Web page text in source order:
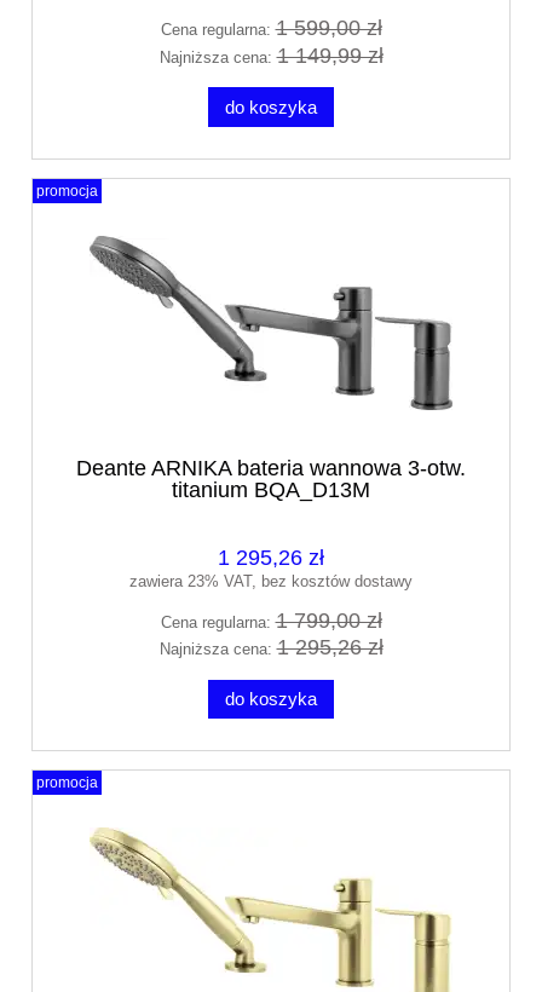
Cena regularna:1 599,00 zł
Najniższa cena:1 149,99 zł
do koszyka
Deante ARNIKA bateria wannowa 3-otw.
titanium BQA_D13M
1 295,26 zł
zawiera 23% VAT, bez kosztów dostawy
Cena regularna:1 799,00 zł
Najniższa cena:1 295,26 zł
do koszyka
promocja
promocja